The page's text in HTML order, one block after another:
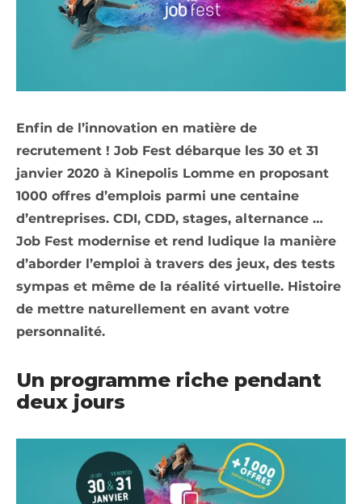
Enfin de l’innovation en matière de
recrutement ! Job Fest débarque les 30 et 31
janvier 2020 à Kinepolis Lomme en proposant
1000 offres d’emplois parmi une centaine
d’entreprises. CDI, CDD, stages, alternance …
Job Fest modernise et rend ludique la manière
d’aborder l’emploi à travers des jeux, des tests
sympas et même de la réalité virtuelle. Histoire
de mettre naturellement en avant votre
personnalité.
Un programme riche pendant
deux jours